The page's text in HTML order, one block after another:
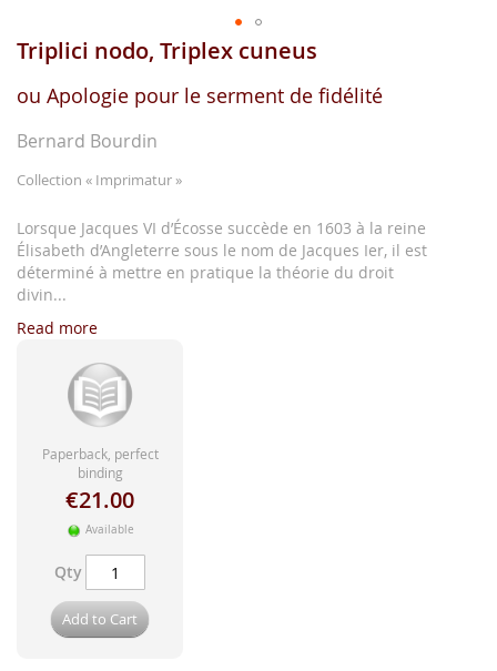
Skip
the
beginning
of
images
Triplici nodo, Triplex cuneus
ou Apologie pour le serment de fidélité
Bernard Bourdin
Collection « Imprimatur »
Lorsque Jacques VI d’Écosse succède en 1603 à la reine
Élisabeth d’Angleterre sous le nom de Jacques Ier, il est
déterminé à mettre en pratique la théorie du droit
divin...
Read more
Paperback, perfect
binding
€21.00
Available
Qty
Add to Cart